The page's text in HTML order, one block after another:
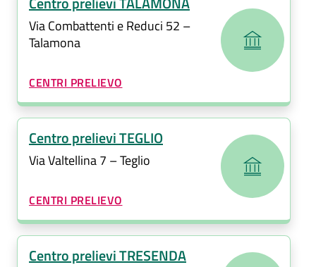
Via Combattenti e Reduci 52 –
Talamona
CATEGORIA CORRELATA:
CENTRI PRELIEVO
Centro prelievi TEGLIO
Via Valtellina 7 – Teglio
CATEGORIA CORRELATA:
CENTRI PRELIEVO
Centro prelievi TRESENDA